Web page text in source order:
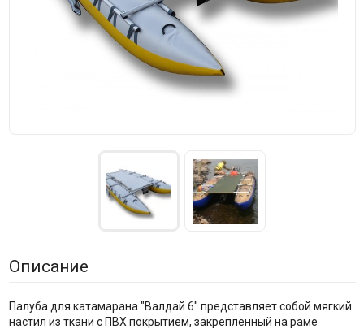
Описание
Палуба для катамарана "Валдай 6" представляет собой мягкий
настил из ткани с ПВХ покрытием, закрепленный на раме